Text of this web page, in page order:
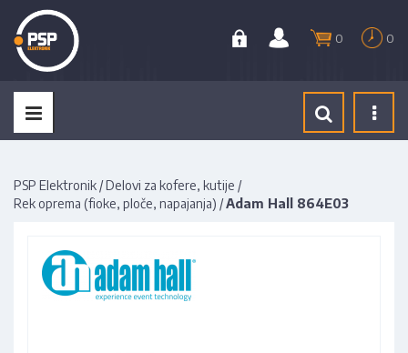
0 0
PSP Elektronik /Delovi za kofere, kutije /
Rek oprema (fioke, ploče, napajanja) /Adam Hall 864E03